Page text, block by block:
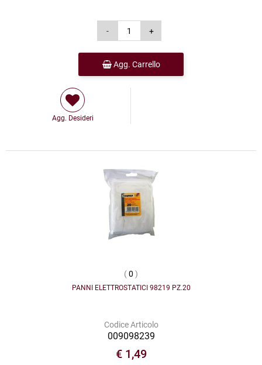
Agg. Carrello
Agg. Desideri
(0 )
PANNI ELETTROSTATICI 98219 PZ.20
Codice Articolo
009098239
€ 1,49